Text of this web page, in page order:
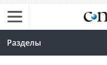
Разделы